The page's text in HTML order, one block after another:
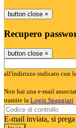
button close ×
Recupero
button close ×
all'indirizzo indicato con
Non hai una e-mail
tramite la Login Spaggiari
E-mail inviata, si